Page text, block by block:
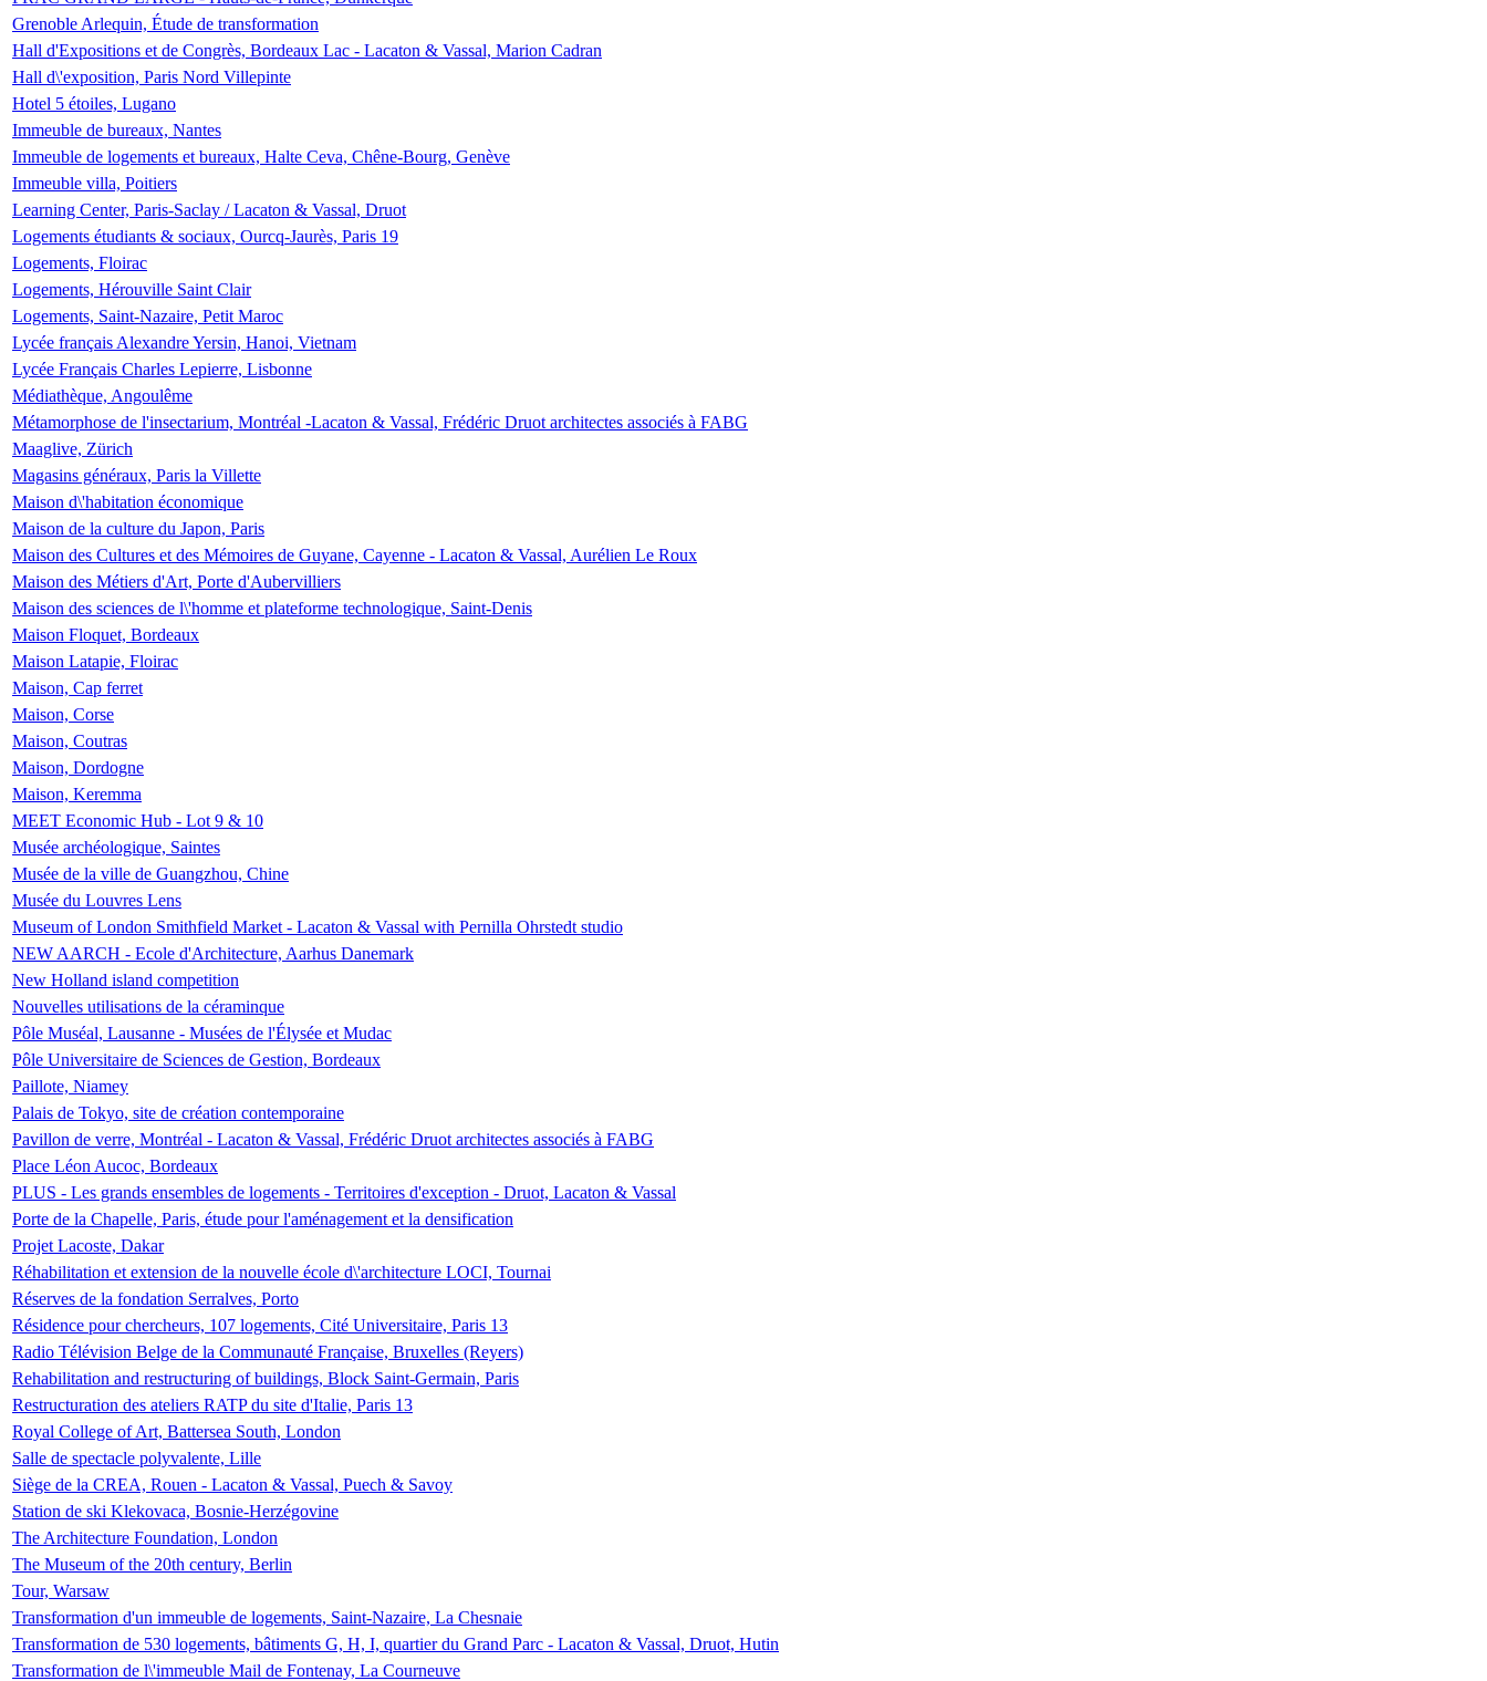
Grenoble Arlequin, Étude de transformation
Hall d'Expositions et de Congrès, Bordeaux Lac - Lacaton & Vassal, Marion Cadran
Hall d\'exposition, Paris Nord Villepinte
Hotel 5 étoiles, Lugano
Immeuble de bureaux, Nantes
Immeuble de logements et bureaux, Halte Ceva, Chêne-Bourg, Genève
Immeuble villa, Poitiers
Learning Center, Paris-Saclay / Lacaton & Vassal, Druot
Logements étudiants & sociaux, Ourcq-Jaurès, Paris 19
Logements, Floirac
Logements, Hérouville Saint Clair
Logements, Saint-Nazaire, Petit Maroc
Lycée français Alexandre Yersin, Hanoi, Vietnam
Lycée Français Charles Lepierre, Lisbonne
Médiathèque, Angoulême
Métamorphose de l'insectarium, Montréal -Lacaton & Vassal, Frédéric Druot architectes associés à FABG
Maaglive, Zürich
Magasins généraux, Paris la Villette
Maison d\'habitation économique
Maison de la culture du Japon, Paris
Maison des Cultures et des Mémoires de Guyane, Cayenne - Lacaton & Vassal, Aurélien Le Roux
Maison des Métiers d'Art, Porte d'Aubervilliers
Maison des sciences de l\'homme et plateforme technologique, Saint-Denis
Maison Floquet, Bordeaux
Maison Latapie, Floirac
Maison, Cap ferret
Maison, Corse
Maison, Coutras
Maison, Dordogne
Maison, Keremma
MEET Economic Hub - Lot 9 & 10
Musée archéologique, Saintes
Musée de la ville de Guangzhou, Chine
Musée du Louvres Lens
Museum of London Smithfield Market - Lacaton & Vassal with Pernilla Ohrstedt studio
NEW AARCH - Ecole d'Architecture, Aarhus Danemark
New Holland island competition
Nouvelles utilisations de la céraminque
Pôle Muséal, Lausanne - Musées de l'Élysée et Mudac
Pôle Universitaire de Sciences de Gestion, Bordeaux
Paillote, Niamey
Palais de Tokyo, site de création contemporaine
Pavillon de verre, Montréal - Lacaton & Vassal, Frédéric Druot architectes associés à FABG
Place Léon Aucoc, Bordeaux
PLUS - Les grands ensembles de logements - Territoires d'exception - Druot, Lacaton & Vassal
Porte de la Chapelle, Paris, étude pour l'aménagement et la densification
Projet Lacoste, Dakar
Réhabilitation et extension de la nouvelle école d\'architecture LOCI, Tournai
Réserves de la fondation Serralves, Porto
Résidence pour chercheurs, 107 logements, Cité Universitaire, Paris 13
Radio Télévision Belge de la Communauté Française, Bruxelles (Reyers)
Rehabilitation and restructuring of buildings, Block Saint-Germain, Paris
Restructuration des ateliers RATP du site d'Italie, Paris 13
Royal College of Art, Battersea South, London
Salle de spectacle polyvalente, Lille
Siège de la CREA, Rouen - Lacaton & Vassal, Puech & Savoy
Station de ski Klekovaca, Bosnie-Herzégovine
The Architecture Foundation, London
The Museum of the 20th century, Berlin
Tour, Warsaw
Transformation d'un immeuble de logements, Saint-Nazaire, La Chesnaie
Transformation de 530 logements, bâtiments G, H, I, quartier du Grand Parc - Lacaton & Vassal, Druot, Hutin
Transformation de l\'immeuble Mail de Fontenay, La Courneuve